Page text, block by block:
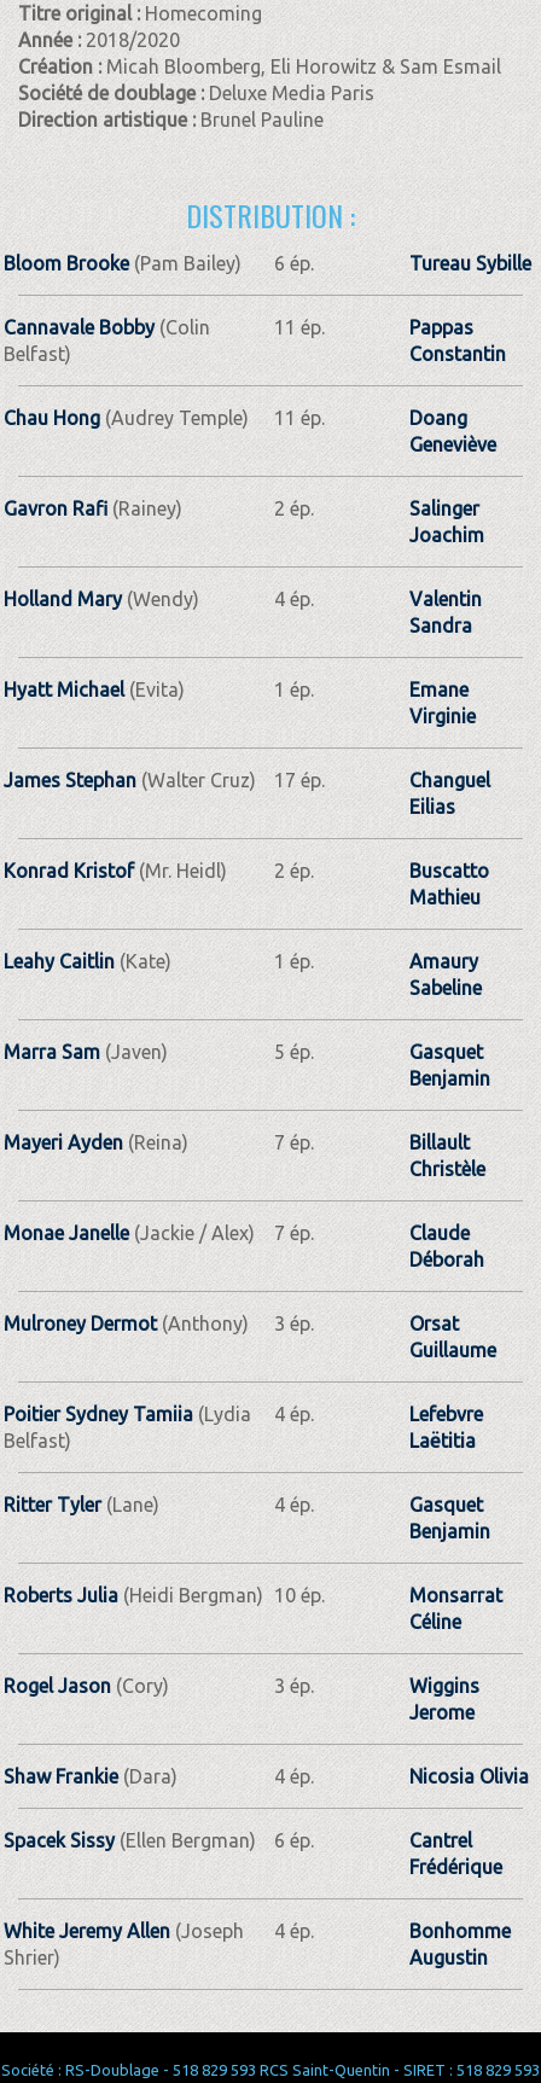
Titre original : Homecoming
Année : 2018/2020
Création : Micah Bloomberg, Eli Horowitz & Sam Esmail
Société de doublage :Deluxe Media Paris
Direction artistique :Brunel Pauline
DISTRIBUTION :
Bloom Brooke(Pam Bailey) 6 ép. Tureau Sybille
Cannavale Bobby(Colin
Belfast)
11 ép.
Pappas
Constantin
Chau Hong(Audrey Temple) 11 ép.
Doang
Geneviève
Gavron Rafi (Rainey) 2 ép.
Salinger
Joachim
Holland Mary(Wendy) 4 ép.
Valentin
Sandra
Hyatt Michael(Evita) 1 ép.
Emane
Virginie
James Stephan (Walter Cruz) 17 ép.
Changuel
Eilias
Konrad Kristof(Mr. Heidl) 2 ép.
Buscatto
Mathieu
Leahy Caitlin (Kate) 1 ép.
Amaury
Sabeline
Marra Sam(Javen) 5 ép.
Gasquet
Benjamin
Mayeri Ayden (Reina) 7 ép.
Billault
Christèle
Monae Janelle(Jackie / Alex) 7 ép.
Claude
Déborah
Mulroney Dermot(Anthony) 3 ép.
Orsat
Guillaume
Poitier Sydney Tamiia(Lydia
Belfast)
4 ép.
Lefebvre
Laëtitia
Ritter Tyler(Lane) 4 ép.
Gasquet
Benjamin
Roberts Julia (Heidi Bergman) 10 ép.
Monsarrat
Céline
Rogel Jason (Cory) 3 ép.
Wiggins
Jerome
Shaw Frankie(Dara) 4 ép. Nicosia Olivia
Spacek Sissy(Ellen Bergman) 6 ép.
Cantrel
Frédérique
White Jeremy Allen(Joseph
Shrier)
4 ép.
Bonhomme
Augustin
Société : RS-Doublage - 518 829 593 RCS Saint-Quentin - SIRET : 518 829 593